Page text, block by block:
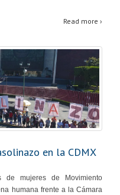
Read more ›
en la CDMX
de mujeres de Movimiento
humana frente a la Cámara